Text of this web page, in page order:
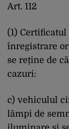
Art. 112
(1)
înregistrare
se reține de
cazuri:
c) vehiculul
lămpi de